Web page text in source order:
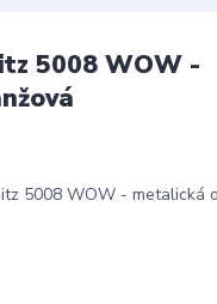
5008 WOW -